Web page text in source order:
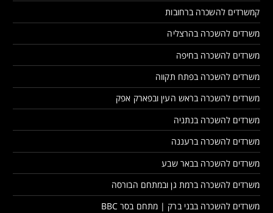
קמשרדים להשכרה ברחובות
משרדים להשכרה בהרצליה
משרדים להשכרה בחיפה
משרדים להשכרה בפתח תקווה
משרדים להשכרה בראש העין ובפארק אפק
משרדים להשכרה בנתניה
משרדים להשכרה ברעננה
משרדים להשכרה בבאר שבע
משרדים להשכרה ברמת גן ובמתחם הבורסה
משרדים להשכרה בבני ברק | מתחם בסר BBC